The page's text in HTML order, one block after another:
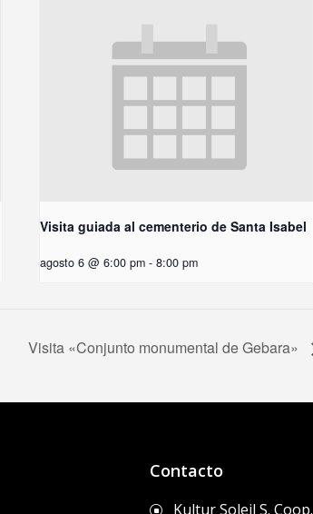
Visita guiada al cementerio de Santa Isabel
agosto 6 @ 6:00 pm - 8:00 pm
Visita «Conjunto monumental de Gebara»
Contacto
] Kultur Soleil S. Coop.